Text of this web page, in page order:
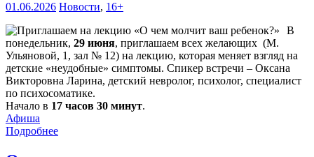
01.06.2026 Новости, 16+
В
понедельник, 29 июня, приглашаем всех желающих (М.
Ульяновой, 1, зал № 12) на лекцию, которая меняет взгляд на
детские «неудобные» симптомы. Спикер встречи – Оксана
Викторовна Ларина, детский невролог, психолог, специалист
по психосоматике.
Начало в 17 часов 30 минут.
Афиша
Подробнее